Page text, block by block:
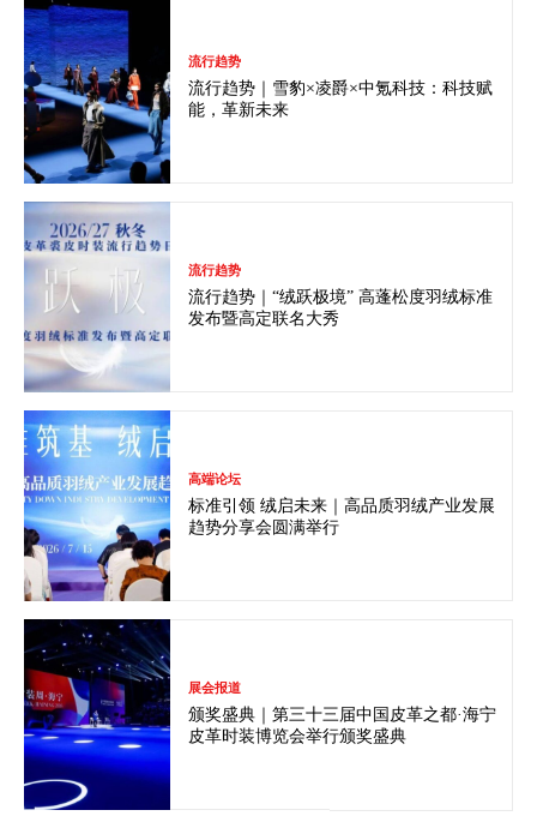
流行趋势
流行趋势｜雪豹×凌爵×中氪科技：科技赋
能，革新未来
流行趋势
流行趋势｜“绒跃极境” 高蓬松度羽绒标准
发布暨高定联名大秀
高端论坛
标准引领 绒启未来｜高品质羽绒产业发展
趋势分享会圆满举行
展会报道
颁奖盛典｜第三十三届中国皮革之都·海宁
皮革时装博览会举行颁奖盛典